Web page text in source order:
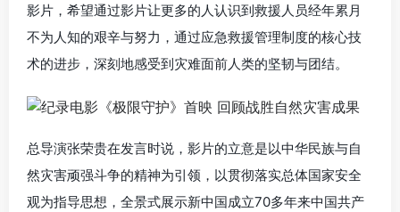
影片，希望通过影片让更多的人认识到救援人员经年累月
不为人知的艰辛与努力，通过应急救援管理制度的核心技
术的进步，深刻地感受到灾难面前人类的坚韧与团结。
总导演张荣贵在发言时说，影片的立意是以中华民族与自
然灾害顽强斗争的精神为引领，以贯彻落实总体国家安全
观为指导思想，全景式展示新中国成立70多年来中国共产